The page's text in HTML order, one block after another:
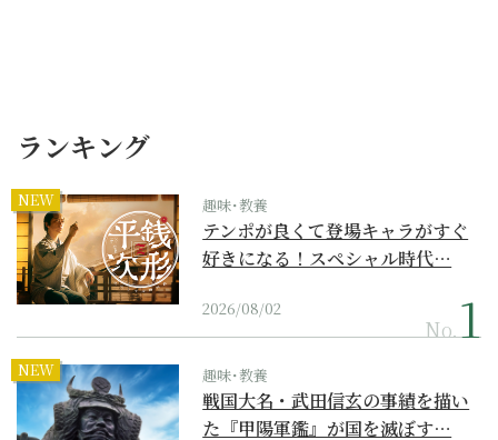
ランキング
NEW 趣味･教養
テンポが良くて登場キャラがすぐ
好きになる！スペシャル時代…
2026/08/02
No.
NEW 趣味･教養
戦国大名・武田信玄の事績を描い
た『甲陽軍鑑』が国を滅ぼす…